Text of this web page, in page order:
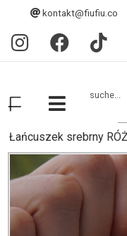
kontakt@fiufiu.co
suche...
Łańcuszek srebrny